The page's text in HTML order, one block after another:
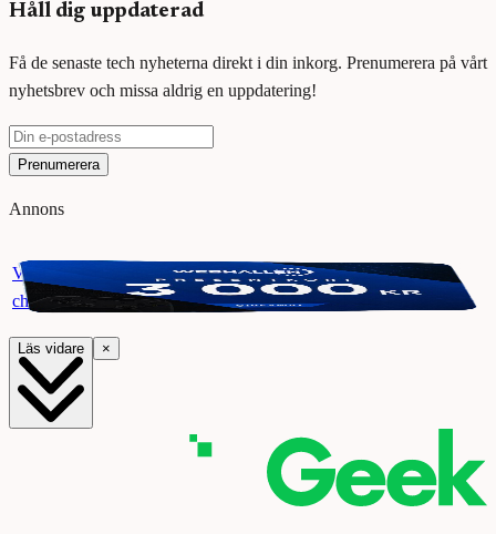
Håll dig uppdaterad
Få de senaste tech nyheterna direkt i din inkorg. Prenumerera på vårt
nyhetsbrev och missa aldrig en uppdatering!
Prenumerera
Annons
Vinn ett presentkort på Webhallen. Delta i vår giveaway för
chansen att vinna 3000 kr.
Läs vidare ×